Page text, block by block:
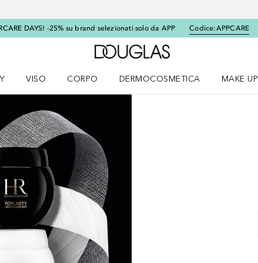
DAYS! -25% su brand selezionati solo da APP Codice:APPCARE
A Douglas Home
VISO
CORPO
DERMOCOSMETICA
MAKE UP